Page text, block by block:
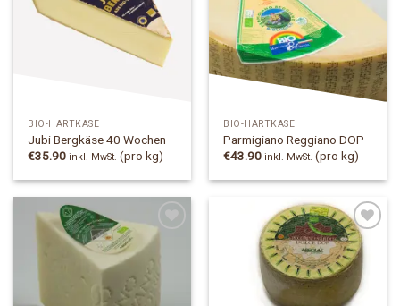
Add to
Wishlist
BIO-HARTKÄSE
Jubi Bergkäse 40 Wochen
€35.90 inkl. MwSt. (pro kg)
Add to
BIO-HARTKÄSE
Parmigiano Reggiano DOP
€43.90 inkl. MwSt. (pro kg)
Add to
Add to
Wishlist